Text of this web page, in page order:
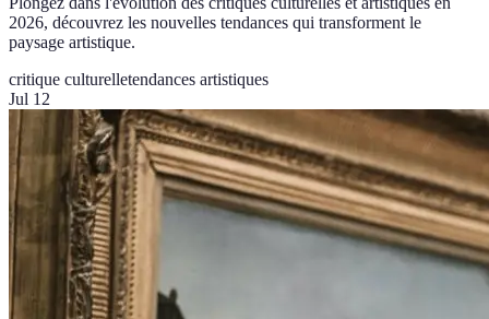
2026, découvrez les nouvelles tendances qui transforment le
paysage artistique.
critique culturelletendances artistiques
Jul 12